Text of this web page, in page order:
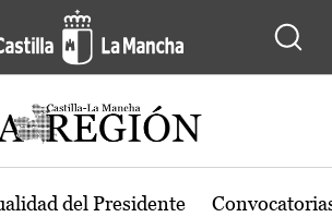
la región de Castilla-
del Presidente